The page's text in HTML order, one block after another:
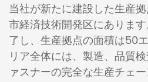
当社が新たに建設した生産
市経済技術開発区にありま
了し、生産拠点の面積は50
リア全体には、製造、品質
ァスナーの完全な生産チェ